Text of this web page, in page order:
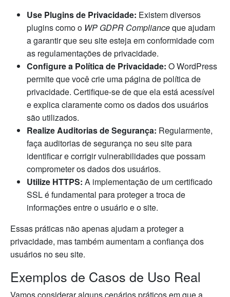
Use Plugins de Privacidade: Existem diversos
plugins como o WP GDPR Complianceque ajudam
a garantir que seu site esteja em conformidade com
as regulamentações de privacidade.
Configure a Política de Privacidade: O WordPress
permite que você crie uma página de política de
privacidade. Certifique-se de que ela está acessível
e explica claramente como os dados dos usuários
são utilizados.
Realize Auditorias de Segurança: Regularmente,
faça auditorias de segurança no seu site para
identificar e corrigir vulnerabilidades que possam
comprometer os dados dos usuários.
Utilize HTTPS: A implementação de um certificado
SSL é fundamental para proteger a troca de
informações entre o usuário e o site.
Essas práticas não apenas ajudam a proteger a
privacidade, mas também aumentam a confiança dos
usuários no seu site.
Exemplos de Casos de Uso Real
Vamos considerar alguns cenários práticos em que a